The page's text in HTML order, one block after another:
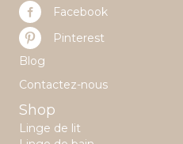
Facebook
Pinterest
Blog
Contactez-nous
Shop
Linge de lit